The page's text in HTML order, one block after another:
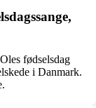
fødselsdag
i Danmark.